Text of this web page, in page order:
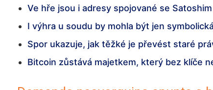
Ve hře jsou i adresy spojované se
I výhra u soudu by mohla být jen symbolická
Spor ukazuje, jak těžké je převést staré
Bitcoin zůstává majetkem, který bez klíče